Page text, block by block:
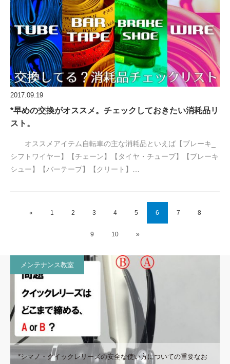
2017.09.19
*早めの交換がオススメ。チェックしておきたい消耗品リ
スト。
オススメアイテム自転車の主な消耗品といえば【ブレーキ_
シフトワイヤー】【チェーン】【タイヤ・チューブ】【ブレーキ
シュー】【バーテープ】【クリート】…
« 1 2 3 4 5 6 7 8
9 10 »
メンテナンス教室
*シマノ・クイックレリーズの安全な使い方についての重要なお